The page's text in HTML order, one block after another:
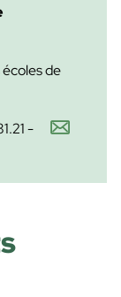
de
-